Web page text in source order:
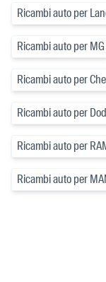
Ricambi auto per
Ricambi auto per MG
Ricambi auto per
Ricambi auto per
Ricambi auto per
Ricambi auto per